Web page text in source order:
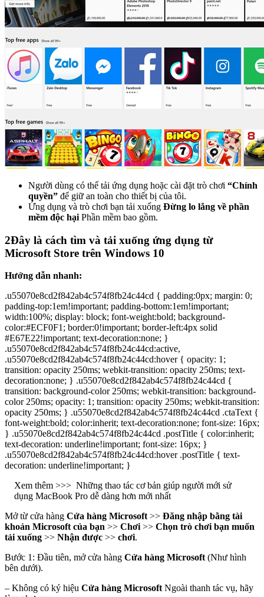
Người dùng có thể tải ứng dụng hoặc cài đặt trò chơi “Chính
quyền” để giữ an toàn cho thiết bị của tôi.
Ứng dụng và trò chơi bạn tải xuống Đừng lo lắng về phần
mềm độc hại Phần mềm bao gồm.
2Đây là cách tìm và tải xuống ứng dụng từ
Microsoft Store trên Windows 10
Hướng dẫn nhanh:
.u55070e8cd2f842ab4c574f8fb24c44cd { padding:0px; margin: 0;
padding-top:1em!important; padding-bottom:1em!important;
width:100%; display: block; font-weight:bold; background-
color:#ECF0F1; border:0!important; border-left:4px solid
#E67E22!important; text-decoration:none; }
.u55070e8cd2f842ab4c574f8fb24c44cd:active,
.u55070e8cd2f842ab4c574f8fb24c44cd:hover { opacity: 1;
transition: opacity 250ms; webkit-transition: opacity 250ms; text-
decoration:none; } .u55070e8cd2f842ab4c574f8fb24c44cd {
transition: background-color 250ms; webkit-transition: background-
color 250ms; opacity: 1; transition: opacity 250ms; webkit-transition:
opacity 250ms; } .u55070e8cd2f842ab4c574f8fb24c44cd .ctaText {
font-weight:bold; color:inherit; text-decoration:none; font-size: 16px;
} .u55070e8cd2f842ab4c574f8fb24c44cd .postTitle { color:inherit;
text-decoration: underline!important; font-size: 16px; }
.u55070e8cd2f842ab4c574f8fb24c44cd:hover .postTitle { text-
decoration: underline!important; }
Xem thêm >>> Những thao tác cơ bản giúp người mới sử
dụng MacBook Pro dễ dàng hơn mới nhất
Mở từ cửa hàng Cửa hàng Microsoft >> Đăng nhập bằng tài
khoản Microsoft của bạn >> Chơi >> Chọn trò chơi bạn muốn
tải xuống >> Nhận được >> chơi.
Bước 1: Đầu tiên, mở cửa hàng Cửa hàng Microsoft (Như hình
bên dưới).
– Không có ký hiệu Cửa hàng Microsoft Ngoài thanh tác vụ, hãy